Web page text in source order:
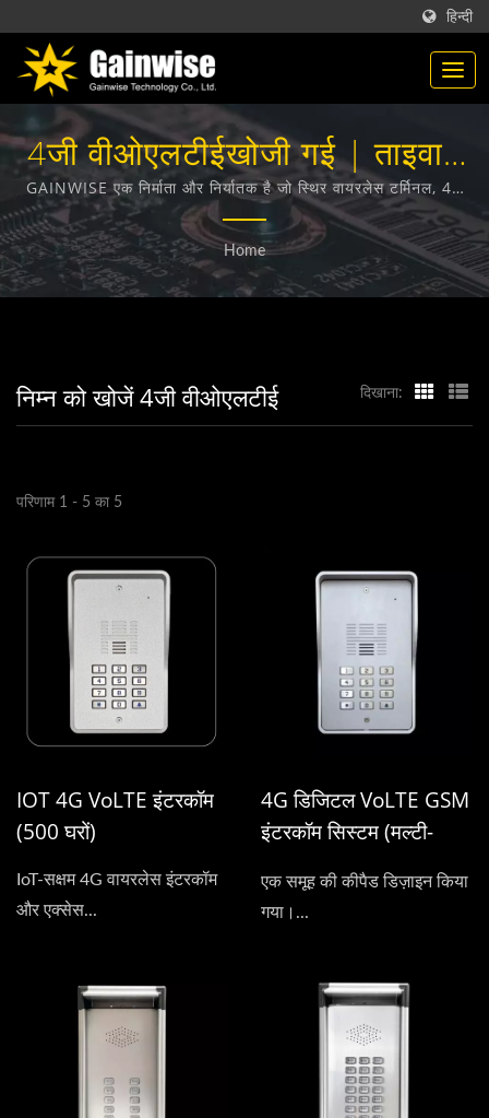
हिन्दी
4जी वीओएलटीईखोजी गई | ताइवान
में बने टेलीकम्यूनिकेशन उत्पाद निर्माता
| Gainwise Technology Co.,
Ltd.
GAINWISE एक निर्माता और निर्यातक है जो स्थिर वायरलेस टर्मिनल, 4G
दरवाजा इंटरकॉम, 4G गेट ओपनर और 4G स्मोक डिटेक्टर के डिजाइन,
विकास और निर्माण में विशेषज्ञता रखता है।
Home
निम्न को खोजें 4जी वीओएलटीई दिखाना:
परिणाम 1 - 5 का 5
IOT 4G VoLTE इंटरकॉम
(500 घरों)
IoT-सक्षम 4G वायरलेस इंटरकॉम
और एक्सेस...
4G डिजिटल VoLTE GSM
इंटरकॉम सिस्टम (मल्टी-
एक समूह की कीपैड डिज़ाइन किया
गया।...